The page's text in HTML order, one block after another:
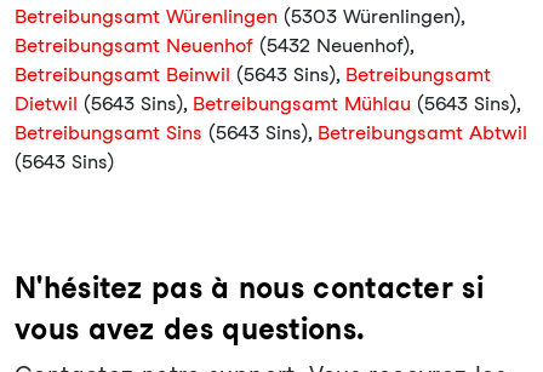
Betreibungsamt Würenlingen (5303 Würenlingen),
Betreibungsamt Neuenhof (5432 Neuenhof),
Betreibungsamt Beinwil (5643 Sins), Betreibungsamt
Dietwil (5643 Sins), Betreibungsamt Mühlau (5643 Sins),
Betreibungsamt Sins (5643 Sins), Betreibungsamt Abtwil
(5643 Sins)
N'hésitez pas à nous contacter si
vous avez des questions.